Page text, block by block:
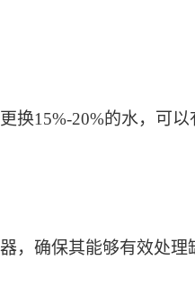
15%-20%的水，可
，确保其能够有效处